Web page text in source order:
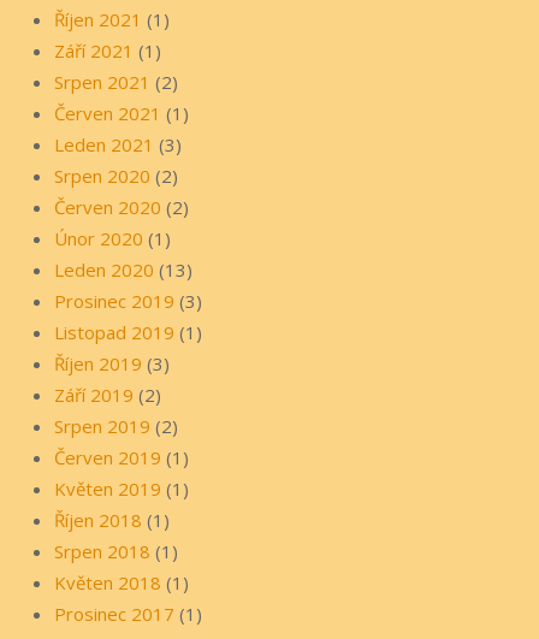
Říjen 2021 (1)
Září 2021 (1)
Srpen 2021 (2)
Červen 2021 (1)
Leden 2021 (3)
Srpen 2020 (2)
Červen 2020 (2)
Únor 2020 (1)
Leden 2020 (13)
Prosinec 2019 (3)
Listopad 2019 (1)
Říjen 2019 (3)
Září 2019 (2)
Srpen 2019 (2)
Červen 2019 (1)
Květen 2019 (1)
Říjen 2018 (1)
Srpen 2018 (1)
Květen 2018 (1)
Prosinec 2017 (1)